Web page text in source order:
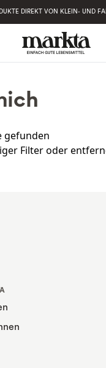
DIREKT VON KLEIN- UND
gefunden
Filter oder